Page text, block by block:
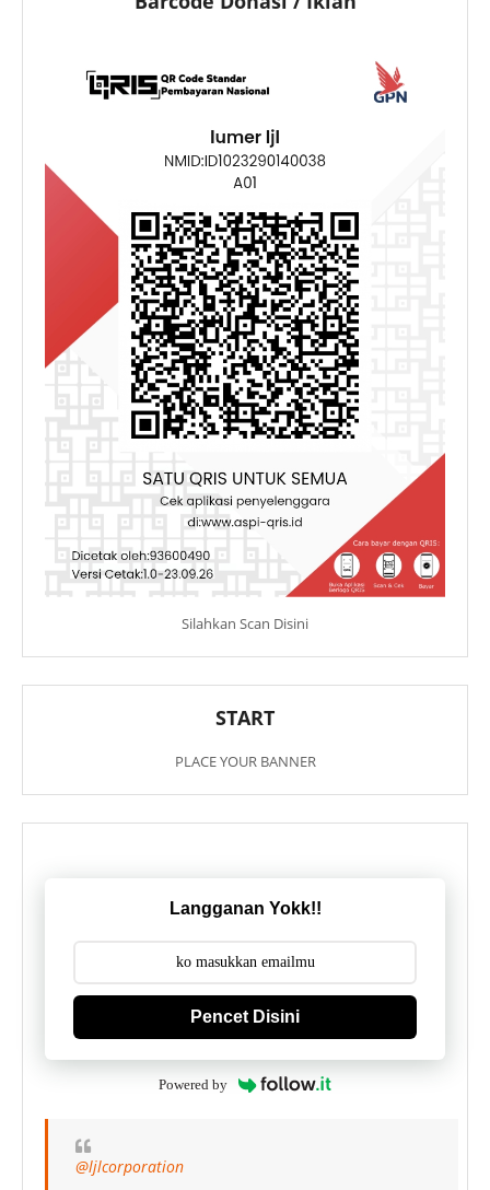
Silahkan Scan Disini
START
PLACE YOUR BANNER
Langganan Yokk!!
Pencet Disini
Powered by
@ljlcorporation